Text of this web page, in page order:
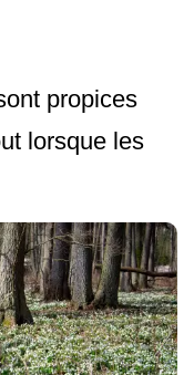
propices
lorsque les